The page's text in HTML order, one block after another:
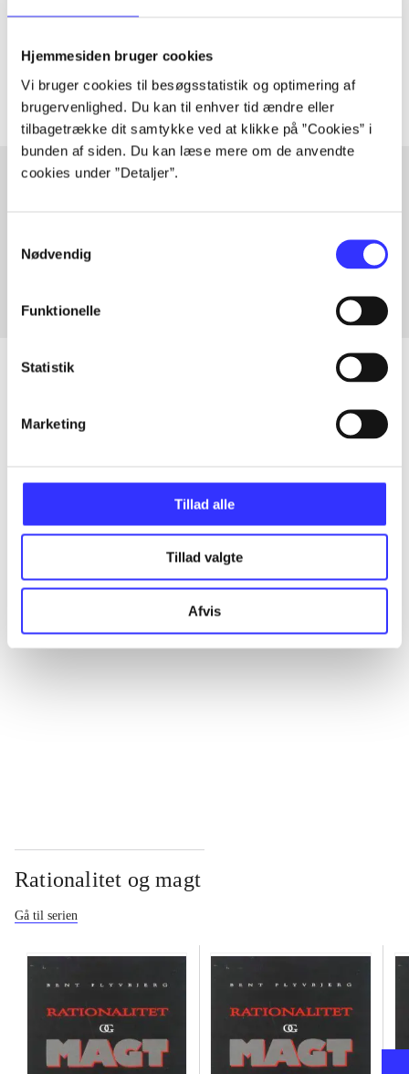
Hjemmesiden bruger cookies
Vi bruger cookies til besøgsstatistik og optimering af
brugervenlighed. Du kan til enhver tid ændre eller
tilbagetrække dit samtykke ved at klikke på ”Cookies” i
bunden af siden. Du kan læse mere om de anvendte
cookies under ”Detaljer”.
Nødvendig
Funktionelle
Statistik
Marketing
Tillad alle
Tillad valgte
Afvis
Artiklerne ihandler ofte om
Fra
Artikler
Rationalitet og magt
Gå til serien